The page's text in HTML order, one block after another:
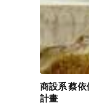
商設系 蔡依
計畫